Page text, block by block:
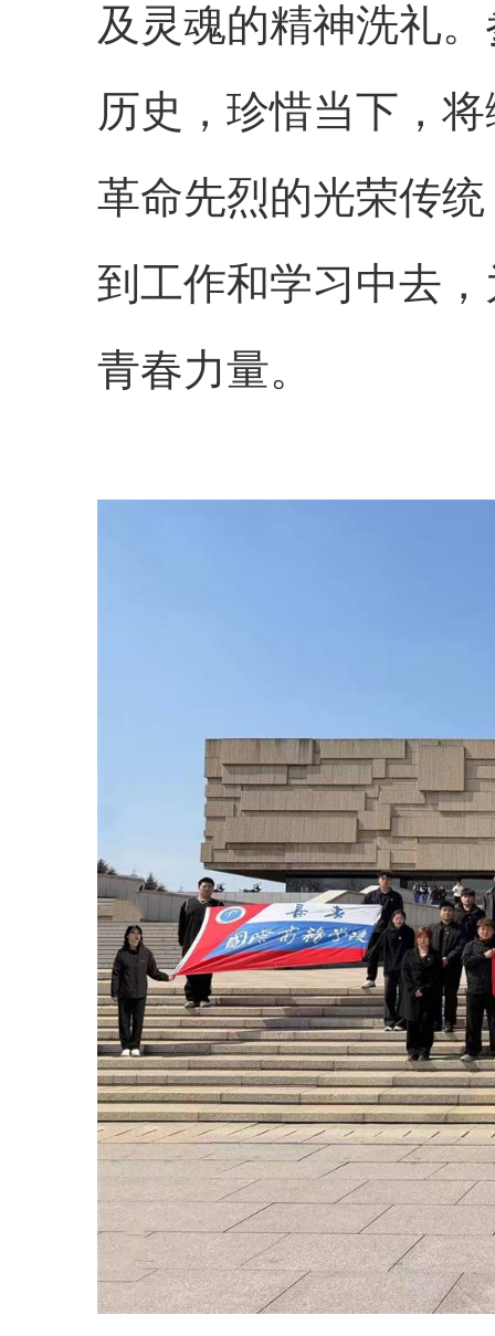
及灵魂的精神洗礼
历史，珍惜当下，
革命先烈的光荣传
到工作和学习中去
青春力量。